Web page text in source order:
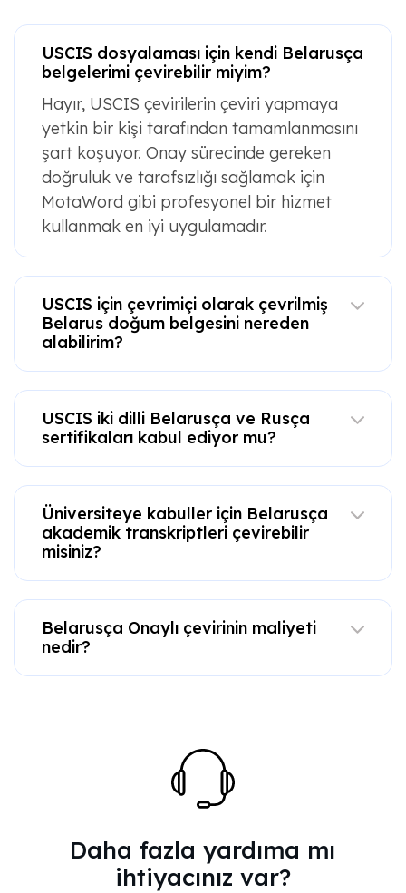
USCIS dosyalaması için kendi Belarusça
belgelerimi çevirebilir miyim?
Hayır, USCIS çevirilerin çeviri yapmaya
yetkin bir kişi tarafından tamamlanmasını
şart koşuyor. Onay sürecinde gereken
doğruluk ve tarafsızlığı sağlamak için
MotaWord gibi profesyonel bir hizmet
kullanmak en iyi uygulamadır.
USCIS için çevrimiçi olarak çevrilmiş
Belarus doğum belgesini nereden
alabilirim?
USCIS iki dilli Belarusça ve Rusça
sertifikaları kabul ediyor mu?
Üniversiteye kabuller için Belarusça
akademik transkriptleri çevirebilir
misiniz?
Belarusça Onaylı çevirinin maliyeti
nedir?
Daha fazla yardıma mı
ihtiyacınız var?